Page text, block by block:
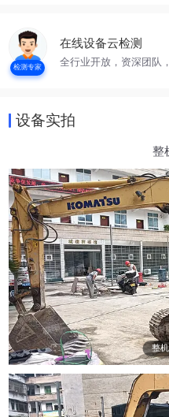
检测专家
在线设备云检测
全行业开放，资深团队
设备实拍
整
整